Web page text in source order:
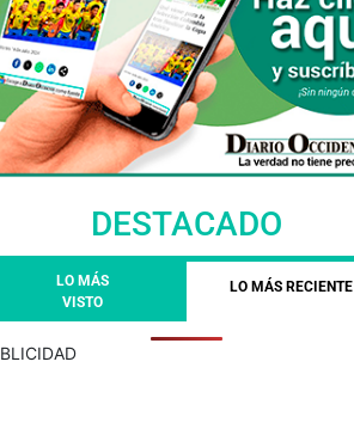
DESTACADO
LO MÁS
VISTO
LO MÁS RECIENTE